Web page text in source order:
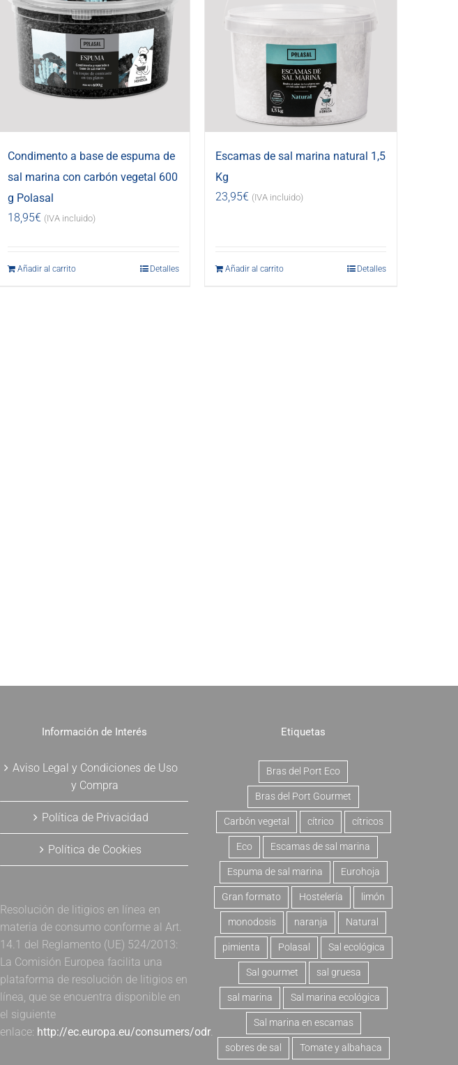
Condimento a base de espuma de
sal marina con carbón vegetal 600
g Polasal
18,95€ (IVA incluido)
Añadir al carrito Detalles
Escamas de sal marina natural 1,5
Kg
23,95€ (IVA incluido)
Añadir al carrito Detalles
Información de Interés
Aviso Legal y Condiciones de Uso
y Compra
Política de Privacidad
Política de Cookies
Resolución de litigios en línea en
materia de consumo conforme al Art.
14.1 del Reglamento (UE) 524/2013:
La Comisión Europea facilita una
plataforma de resolución de litigios en
línea, que se encuentra disponible en
el siguiente
enlace: http://ec.europa.eu/consumers/odr
Etiquetas
Bras del Port Eco
Bras del Port Gourmet
Carbón vegetal cítrico cítricos
Eco Escamas de sal marina
Espuma de sal marina Eurohoja
Gran formato Hostelería limón
monodosis naranja Natural
pimienta Polasal Sal ecológica
Sal gourmet sal gruesa
sal marina Sal marina ecológica
Sal marina en escamas
sobres de sal Tomate y albahaca